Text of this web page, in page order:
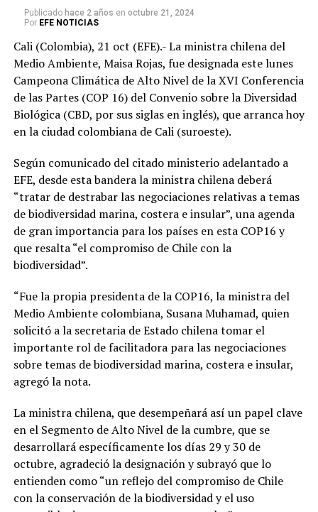
Publicado hace 2 años en octubre 21, 2024
Por EFE NOTICIAS
Cali (Colombia), 21 oct (EFE).- La ministra chilena del
Medio Ambiente, Maisa Rojas, fue designada este lunes
Campeona Climática de Alto Nivel de la XVI Conferencia
de las Partes (COP 16) del Convenio sobre la Diversidad
Biológica (CBD, por sus siglas en inglés), que arranca hoy
en la ciudad colombiana de Cali (suroeste).
Según comunicado del citado ministerio adelantado a
EFE, desde esta bandera la ministra chilena deberá
“tratar de destrabar las negociaciones relativas a temas
de biodiversidad marina, costera e insular”, una agenda
de gran importancia para los países en esta COP16 y
que resalta “el compromiso de Chile con la
biodiversidad”.
“Fue la propia presidenta de la COP16, la ministra del
Medio Ambiente colombiana, Susana Muhamad, quien
solicitó a la secretaria de Estado chilena tomar el
importante rol de facilitadora para las negociaciones
sobre temas de biodiversidad marina, costera e insular,
agregó la nota.
La ministra chilena, que desempeñará así un papel clave
en el Segmento de Alto Nivel de la cumbre, que se
desarrollará específicamente los días 29 y 30 de
octubre, agradeció la designación y subrayó que lo
entienden como “un reflejo del compromiso de Chile
con la conservación de la biodiversidad y el uso